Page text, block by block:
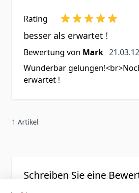
Rating
besser als erwartet !
Bewertung von Mark 21.
21.03.12
Wunderbar
erwartet !
1 Artikel
Schreiben Sie eine